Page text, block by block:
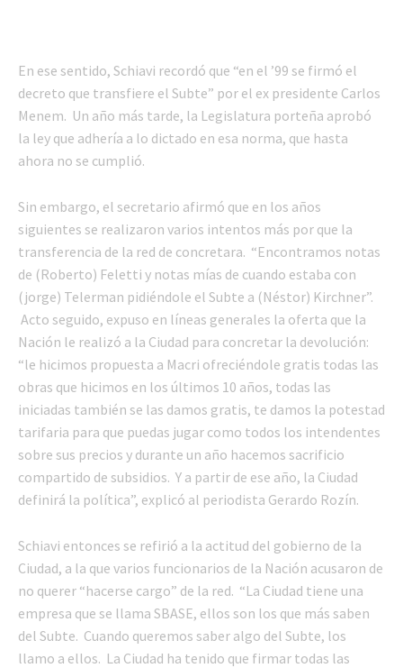
En ese sentido, Schiavi recordó que “en el ’99 se firmó el
decreto que transfiere el Subte” por el ex presidente Carlos
Menem. Un año más tarde, la Legislatura porteña aprobó
la ley que adhería a lo dictado en esa norma, que hasta
ahora no se cumplió.
Sin embargo, el secretario afirmó que en los años
siguientes se realizaron varios intentos más por que la
transferencia de la red de concretara. “Encontramos notas
de (Roberto) Feletti y notas mías de cuando estaba con
(jorge) Telerman pidiéndole el Subte a (Néstor) Kirchner”.
Acto seguido, expuso en líneas generales la oferta que la
Nación le realizó a la Ciudad para concretar la devolución:
“le hicimos propuesta a Macri ofreciéndole gratis todas las
obras que hicimos en los últimos 10 años, todas las
iniciadas también se las damos gratis, te damos la potestad
tarifaria para que puedas jugar como todos los intendentes
sobre sus precios y durante un año hacemos sacrificio
compartido de subsidios. Y a partir de ese año, la Ciudad
definirá la política”, explicó al periodista Gerardo Rozín.
Schiavi entonces se refirió a la actitud del gobierno de la
Ciudad, a la que varios funcionarios de la Nación acusaron de
no querer “hacerse cargo” de la red. “La Ciudad tiene una
empresa que se llama SBASE, ellos son los que más saben
del Subte. Cuando queremos saber algo del Subte, los
llamo a ellos. La Ciudad ha tenido que firmar todas las